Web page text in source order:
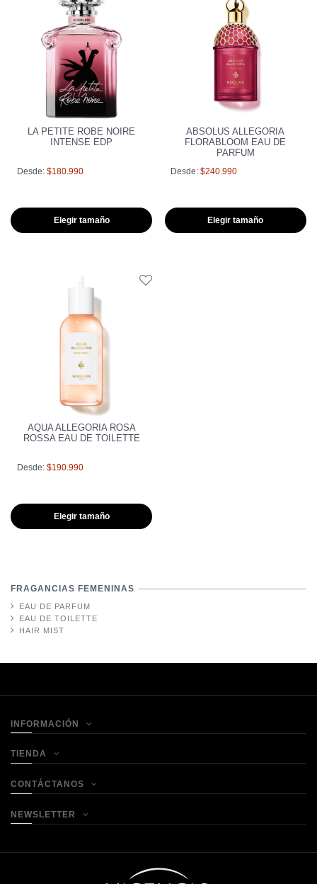
LA PETITE ROBE NOIRE
INTENSE EDP
Desde:$180.990
Elegir tamaño
ABSOLUS ALLEGORIA
FLORABLOOM EAU DE
PARFUM
Desde: $240.990
Elegir tamaño
AQUA ALLEGORIA ROSA
ROSSA EAU DE TOILETTE
Desde:$190.990
Elegir tamaño
FRAGANCIAS FEMENINAS
EAU DE PARFUM
EAU DE TOILETTE
HAIR MIST
INFORMACIÓN
TIENDA
CONTÁCTANOS
NEWSLETTER